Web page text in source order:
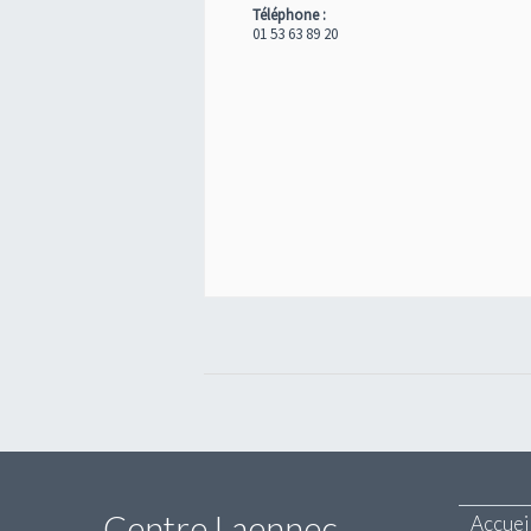
Téléphone :
01 53 63 89 20